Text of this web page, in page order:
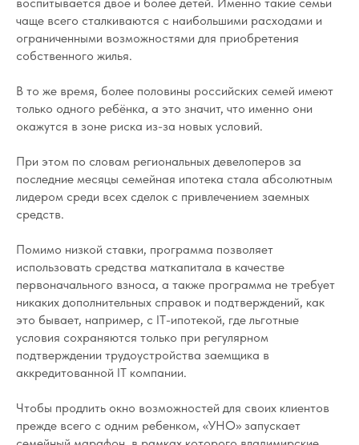
чаще всего сталкиваются с наибольшими расходами и
ограниченными возможностями для приобретения
собственного жилья.
В то же время, более половины российских семей имеют
только одного ребёнка, а это значит, что именно они
окажутся в зоне риска из-за новых условий.
При этом по словам региональных девелоперов за
последние месяцы семейная ипотека стала абсолютным
лидером среди всех сделок с привлечением заемных
средств.
Помимо низкой ставки, программа позволяет
использовать средства маткапитала в качестве
первоначального взноса, а также программа не требует
никаких дополнительных справок и подтверждений, как
это бывает, например, с IT-ипотекой, где льготные
условия сохраняются только при регулярном
подтверждении трудоустройства заемщика в
аккредитованной IT компании.
Чтобы продлить окно возможностей для своих клиентов
прежде всего с одним ребенком, «УНО» запускает